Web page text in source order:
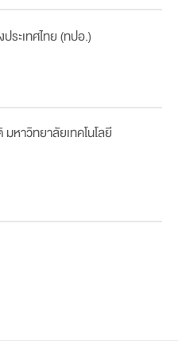
ระเทศไทย (ทปอ.)
มหาวิทยาลัยเทคโนโลยี